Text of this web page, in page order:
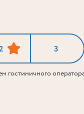
3
гостиничного